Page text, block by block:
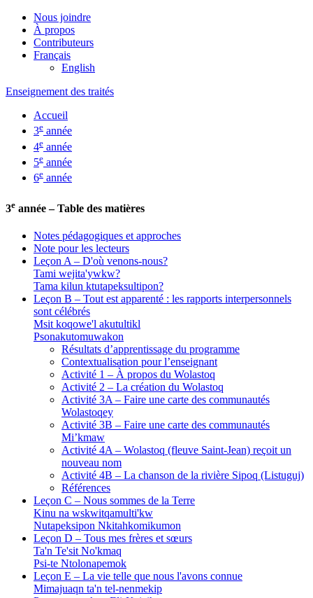
Nous joindre
À propos
Contributeurs
Français
English
Enseignement des traités
Accueil
3e année
4e année
5e année
6e année
3e année – Table des matières
Notes pédagogiques et approches
Note pour les lecteurs
Leçon A – D'où venons-nous?
Tami wejita'ywkw?
Tama kilun ktutapeksultipon?
Leçon B – Tout est apparenté : les rapports interpersonnels
sont célébrés
Msit koqowe'l akutultikl
Psonakutomuwakon
Résultats d’apprentissage du programme
Contextualisation pour l’enseignant
Activité 1 – À propos du Wolastoq
Activité 2 – La création du Wolastoq
Activité 3A – Faire une carte des communautés
Wolastoqey
Activité 3B – Faire une carte des communautés
Mi’kmaw
Activité 4A – Wolastoq (fleuve Saint-Jean) reçoit un
nouveau nom
Activité 4B – La chanson de la rivière Sipoq (Listuguj)
Références
Leçon C – Nous sommes de la Terre
Kinu na wskwitqamulti'kw
Nutapeksipon Nkitahkomikumon
Leçon D – Tous mes frères et sœurs
Ta'n Te'sit No'kmaq
Psi-te Ntolonapemok
Leçon E – La vie telle que nous l'avons connue
Mimajuaqn ta'n tel-nenmekip